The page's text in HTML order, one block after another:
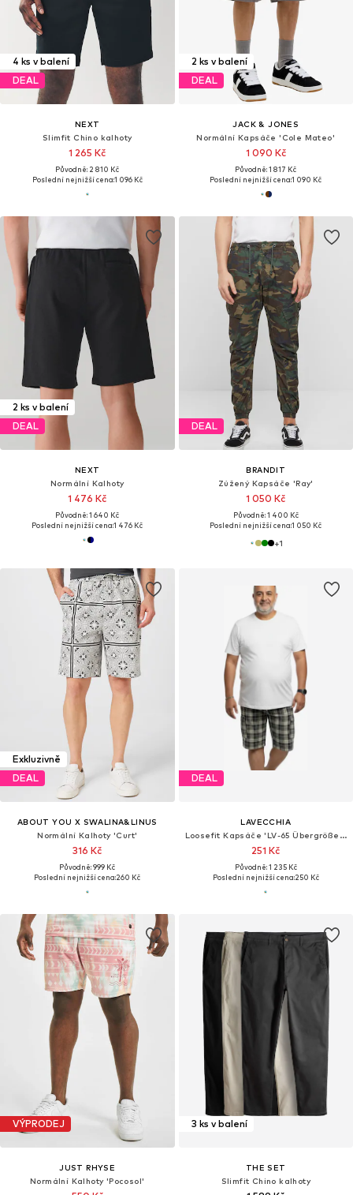
4 ks v balení
DEAL
NEXT
Slimfit Chino kalhoty
1 265 Kč
Původně: 2 810 Kč
Poslední nejnižší cena:1 096 Kč
2 ks v balení
DEAL
JACK & JONES
Normální Kapsáče 'Cole Mateo'
1 090 Kč
Původně: 1 817 Kč
Poslední nejnižší cena:1 090 Kč
2 ks v balení
DEAL
NEXT
Normální Kalhoty
1 476 Kč
Původně: 1 640 Kč
Poslední nejnižší cena:1 476 Kč
DEAL
BRANDIT
Zúžený Kapsáče 'Ray'
1 050 Kč
Původně: 1 400 Kč
Poslední nejnižší cena:1 050 Kč
+1
Exkluzivně
DEAL
ABOUT YOU X SWALINA&LINUS
Normální Kalhoty 'Curt'
316 Kč
Původně: 999 Kč
Poslední nejnižší cena:260 Kč
DEAL
LAVECCHIA
Loosefit Kapsáče 'LV-65 Übergrößen'
251 Kč
Původně: 1 235 Kč
Poslední nejnižší cena:250 Kč
VÝPRODEJ
JUST RHYSE
Normální Kalhoty 'Pocosol'
3 ks v balení
THE SET
Slimfit Chino kalhoty